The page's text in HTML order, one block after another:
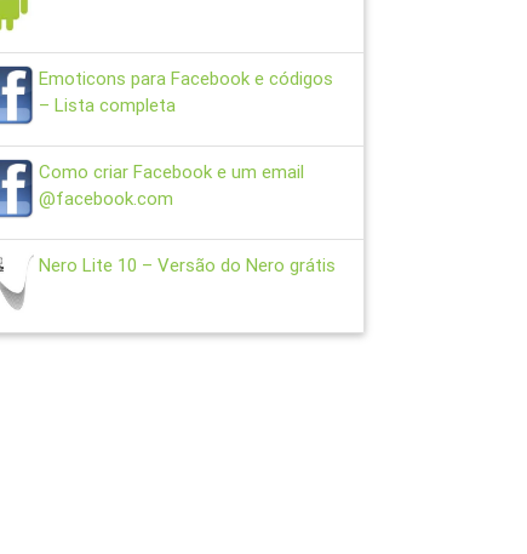
Emoticons para Facebook e códigos
– Lista completa
Como criar Facebook e um email
@facebook.com
Nero Lite 10 – Versão do Nero grátis